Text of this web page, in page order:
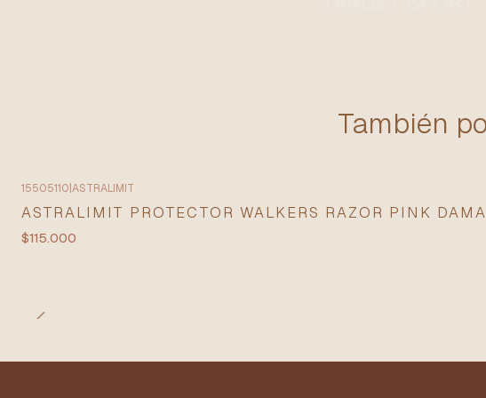
También
15505110 ASTRALIMIT
ASTRALIMIT PROTECTOR WALKERS RAZOR PINK DAMA
$115.000